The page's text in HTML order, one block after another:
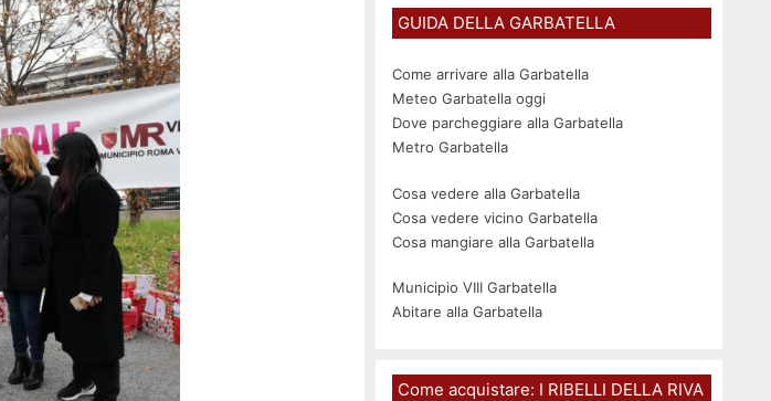
GUIDA DELLA GARBATELLA
Come arrivare alla Garbatella
Meteo Garbatella oggi
Dove parcheggiare alla Garbatella
Metro Garbatella
Cosa vedere alla Garbatella
Cosa vedere vicino Garbatella
Cosa mangiare alla Garbatella
Municipio VIII Garbatella
Abitare alla Garbatella
Come acquistare: I RIBELLI DELLA RIVA